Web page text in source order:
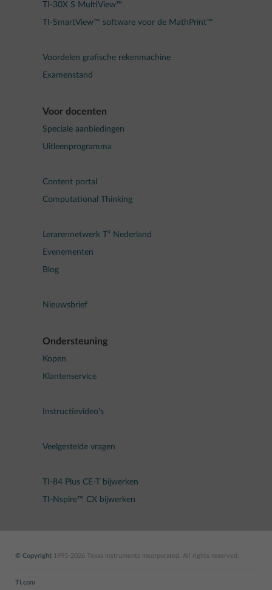
TI-30X S MultiView™
TI-SmartView™ software voor de MathPrint™
Voordelen grafische rekenmachine
Examenstand
Voor docenten
Speciale aanbiedingen
Uitleenprogramma
Content portal
Computational Thinking
Lerarennetwerk T³ Nederland
Evenementen
Blog
Nieuwsbrief
Ondersteuning
Kopen
Klantenservice
Instructievideo's
Veelgestelde vragen
TI-84 Plus CE-T bijwerken
TI-Nspire™ CX bijwerken
© Copyright 1995-2026 Texas Instruments Incorporated. All rights reserved.
TI.com